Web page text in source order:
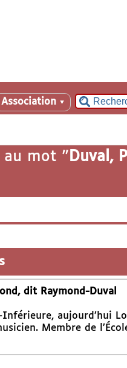
Association ▼
au mot " Duval,
dit Raymond-Duval
Inférieure, aujourd’hui
Membre de